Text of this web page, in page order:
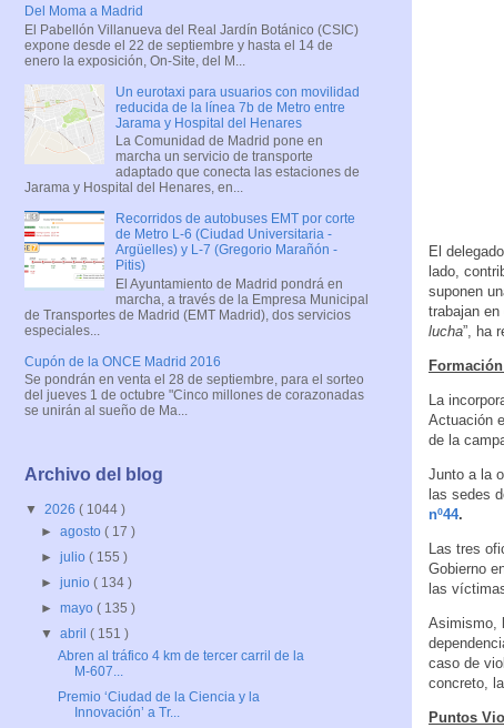
El
lado,
suponen
trabajan
lucha”, ha
La
Actuación
de la
Junto a la
las sedes
nº44.
Las tres
Gobierno
las
Asimismo,
caso de
concreto,
Puntos
Del Moma a Madrid
El Pabellón Villanueva del Real Jardín Botánico (CSIC)
expone desde el 22 de septiembre y hasta el 14 de
enero la exposición, On-Site, del M...
Un eurotaxi para usuarios con movilidad
reducida de la línea 7b de Metro entre
Jarama y Hospital del Henares
La Comunidad de Madrid pone en
marcha un servicio de transporte
adaptado que conecta las estaciones de
Jarama y Hospital del Henares, en...
Recorridos de autobuses EMT por corte
de Metro L-6 (Ciudad Universitaria -
Argüelles) y L-7 (Gregorio Marañón -
Pitis)
El Ayuntamiento de Madrid pondrá en
marcha, a través de la Empresa Municipal
de Transportes de Madrid (EMT Madrid), dos servicios
especiales...
Cupón de la ONCE Madrid 2016
Se pondrán en venta el 28 de septiembre, para el sorteo
del jueves 1 de octubre "Cinco millones de corazonadas
se unirán al sueño de Ma...
Archivo del blog
▼ 2026 ( 1044 )
►agosto( 17 )
►julio( 155 )
►junio( 134 )
►mayo( 135 )
▼abril( 151 )
Abren al tráfico 4 km de tercer carril de la
M-607...
Premio ‘Ciudad de la Ciencia y la
Innovación’ a Tr...